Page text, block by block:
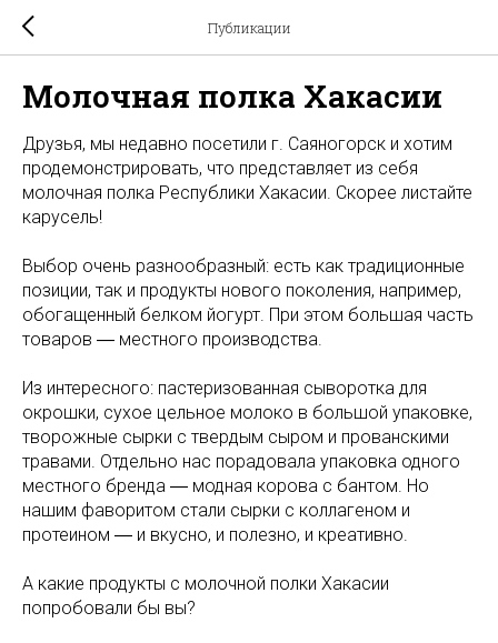
Публикации
Молочная полка Хакасии
Друзья, мы недавно посетили г. Саяногорск и хотим
продемонстрировать, что представляет из себя
молочная полка Республики Хакасии. Скорее листайте
карусель!
Выбор очень разнообразный: есть как традиционные
позиции, так и продукты нового поколения, например,
обогащенный белком йогурт. При этом большая часть
товаров ― местного производства.
Из интересного: пастеризованная сыворотка для
окрошки, сухое цельное молоко в большой упаковке,
творожные сырки с твердым сыром и прованскими
травами. Отдельно нас порадовала упаковка одного
местного бренда ― модная корова с бантом. Но
нашим фаворитом стали сырки с коллагеном и
протеином ― и вкусно, и полезно, и креативно.
А какие продукты с молочной полки Хакасии
попробовали бы вы?